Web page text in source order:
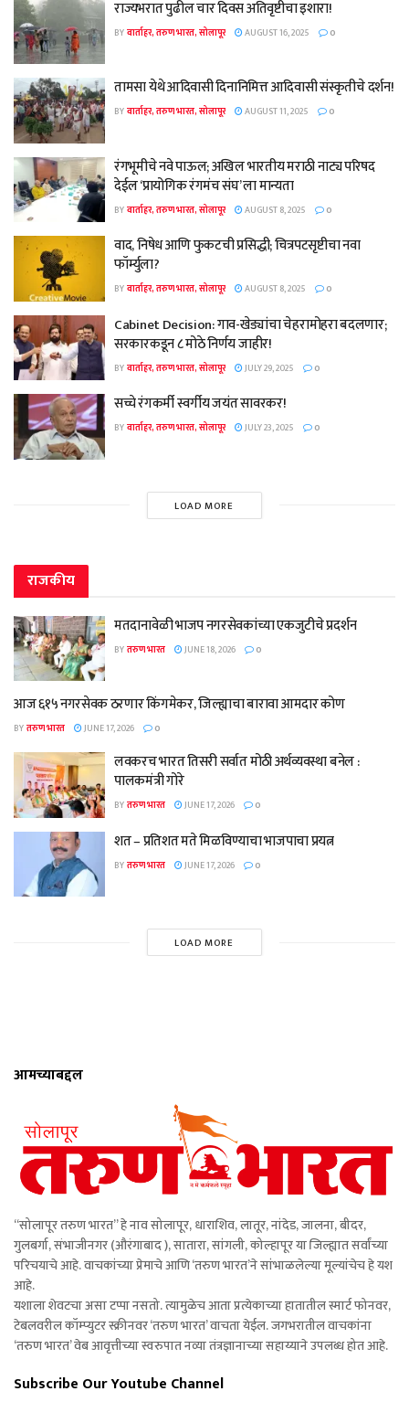
राज्यभरात पुढील चार दिवस अतिवृष्टीचा इशारा!
BYवार्ताहर, तरुण भारत, सोलापूर AUGUST 16, 2025 0
तामसा येथे आदिवासी दिनानिमित्त आदिवासी संस्कृतीचे दर्शन!
BYवार्ताहर, तरुण भारत, सोलापूर AUGUST 11, 2025 0
रंगभूमीचे नवे पाऊल; अखिल भारतीय मराठी नाट्य परिषद
देईल ‘प्रायोगिक रंगमंच संघ’ ला मान्यता
BYवार्ताहर, तरुण भारत, सोलापूर AUGUST 8, 2025 0
वाद, निषेध आणि फुकटची प्रसिद्धी; चित्रपटसृष्टीचा नवा
फॉर्म्युला?
BYवार्ताहर, तरुण भारत, सोलापूर AUGUST 8, 2025 0
Cabinet Decision: गाव-खेड्यांचा चेहरामोहरा बदलणार;
सरकारकडून ८ मोठे निर्णय जाहीर!
BYवार्ताहर, तरुण भारत, सोलापूर JULY 29, 2025 0
सच्चे रंगकर्मी स्वर्गीय जयंत सावरकर!
BYवार्ताहर, तरुण भारत, सोलापूर JULY 23, 2025 0
LOAD MORE
राजकीय
मतदानावेळी भाजप नगरसेवकांच्या एकजुटीचे प्रदर्शन
BYतरुण भारत JUNE 18, 2026 0
आज ६१५ नगरसेवक ठरणार किंगमेकर, जिल्ह्याचा बारावा आमदार कोण
BYतरुण भारत JUNE 17, 2026 0
लवकरच भारत तिसरी सर्वात मोठी अर्थव्यवस्था बनेल :
पालकमंत्री गोरे
BYतरुण भारत JUNE 17, 2026 0
शत – प्रतिशत मते मिळविण्याचा भाजपाचा प्रयत्न
BYतरुण भारत JUNE 17, 2026 0
LOAD MORE
आमच्याबद्दल
“सोलापूर तरुण भारत” हे नाव सोलापूर, धाराशिव, लातूर, नांदेड, जालना, बीदर,
गुलबर्गा, संभाजीनगर (औरंगाबाद ), सातारा, सांगली, कोल्हापूर या जिल्ह्यात सर्वांच्या
परिचयाचे आहे. वाचकांच्या प्रेमाचे आणि ‘तरुण भारत’ने सांभाळलेल्या मूल्यांचेच हे यश
आहे.
यशाला शेवटचा असा टप्पा नसतो. त्यामुळेच आता प्रत्येकाच्या हातातील स्मार्ट फोनवर,
टेबलवरील कॉम्प्युटर स्क्रीनवर ‘तरुण भारत’ वाचता येईल. जगभरातील वाचकांना
‘तरुण भारत’ वेब आवृत्तीच्या स्वरुपात नव्या तंत्रज्ञानाच्या सहाय्याने उपलब्ध होत आहे.
Subscribe Our Youtube Channel